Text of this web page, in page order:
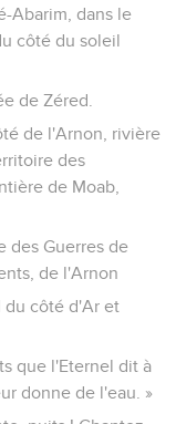
Abarim, dans le
côté du soleil
de Zéred.
de l'Arnon, rivière
des
de Moab,
des Guerres de
de l'Arnon
du côté d'Ar et
que l'Eternel dit à
donne de l'eau. »